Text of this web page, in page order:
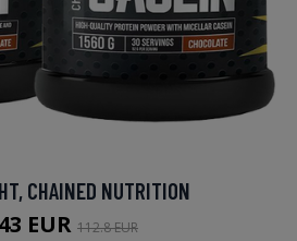
CHAINED NUTRITION
EUR 112.8 EUR